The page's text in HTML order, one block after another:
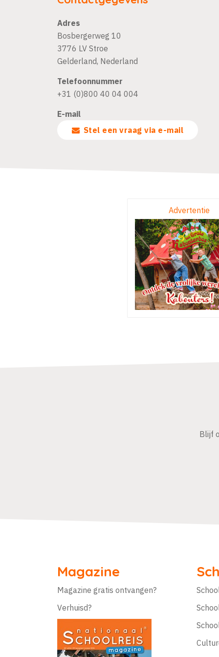
Adres
Bosbergerweg 10
3776 LV Stroe
Gelderland, Nederland
Telefoonnummer
+31 (0)800 40 04 004
E-mail
Stel een vraag via e-mail
Advertentie
Blijf
Magazine
Magazine gratis ontvangen?
Verhuisd?